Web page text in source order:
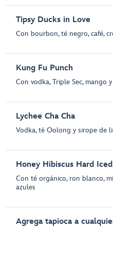
Tipsy Ducks in Love
Con bourbon, té negro, café,
Kung Fu Punch
Con vodka, Triple Sec, mango
Lychee Cha Cha
Vodka, té Oolong y sirope de
Honey Hibiscus Hard Iced
Con té orgánico, ron blanco,
azules
Agrega tapioca a